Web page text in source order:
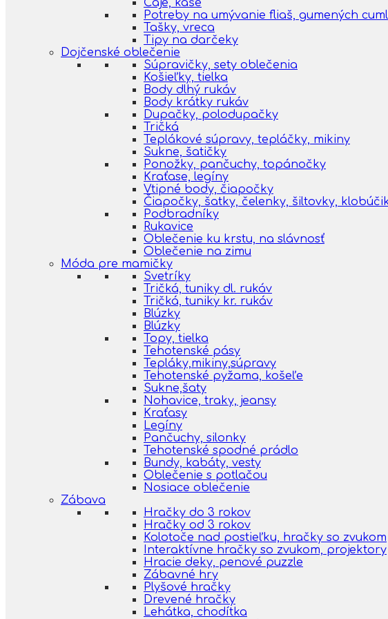
Čaje, kaše
Potreby na umývanie fliaš, gumených
Tašky, vreca
Tipy na darčeky
Dojčenské oblečenie
Súpravičky, sety oblečenia
Košieľky, tielka
Body dlhý rukáv
Body krátky rukáv
Dupačky, polodupačky
Tričká
Teplákové súpravy, tepláčky, mikiny
Sukne, šatičky
Ponožky, pančuchy, topánočky
Kraťase, legíny
Vtipné body, čiapočky
Čiapočky, šatky, čelenky, šiltovky,
Podbradníky
Rukavice
Oblečenie ku krstu, na slávnosť
Oblečenie na zimu
Móda pre mamičky
Svetríky
Tričká, tuniky dl. rukáv
Tričká, tuniky kr. rukáv
Blúzky
Blúzky
Topy, tielka
Tehotenské pásy
Tepláky,mikiny,súpravy
Tehotenské pyžama, košeľe
Sukne,šaty
Nohavice, traky, jeansy
Kraťasy
Legíny
Pančuchy, silonky
Tehotenské spodné prádlo
Bundy, kabáty, vesty
Oblečenie s potlačou
Nosiace oblečenie
Zábava
Hračky do 3 rokov
Hračky od 3 rokov
Kolotoče nad postieľku, hračky so zvukom
Interaktívne hračky so zvukom, projektory
Hracie deky, penové puzzle
Zábavné hry
Plyšové hračky
Drevené hračky
Lehátka, chodítka